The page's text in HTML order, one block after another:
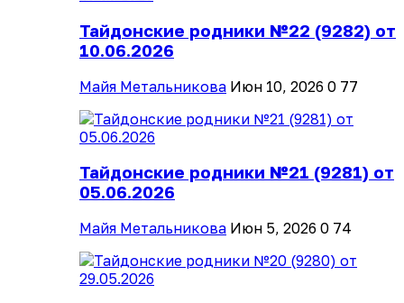
Тайдонские родники №22 (9282) от
10.06.2026
Майя Метальникова Июн 10, 2026 0 77
Тайдонские родники №21 (9281) от
05.06.2026
Майя Метальникова Июн 5, 2026 0 74